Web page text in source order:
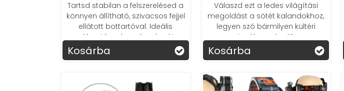
Tartsd stabilan a felszerelésed a
könnyen állítható, szivacsos fejjel
ellátott bottartóval. Ideális
választás a horgászoknak!
Kosárba
Válaszd ezt a ledes világítási
megoldást a sötét kalandokhoz,
legyen szó bármilyen kültéri
tevékenységről!
Kosárba